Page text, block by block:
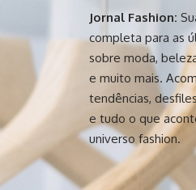
Jornal Fashion:
completa para as
sobre moda,
e muito mais.
tendências,
e tudo o que
universo fashion.